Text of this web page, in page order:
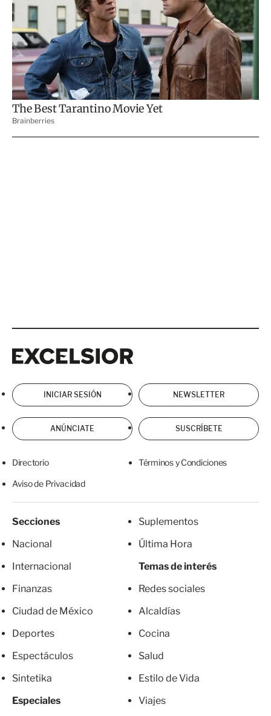
INICIAR SESIÓN NEWSLETTER
ANÚNCIATE SUSCRÍBETE
Directorio Términos y Condiciones
Aviso de Privacidad
Secciones
Nacional
Internacional
Finanzas
Ciudad de México
Deportes
Espectáculos
Sintetika
Especiales
Suplementos
Última Hora
Temas de interés
Redes sociales
Alcaldías
Cocina
Salud
Estilo de Vida
Viajes